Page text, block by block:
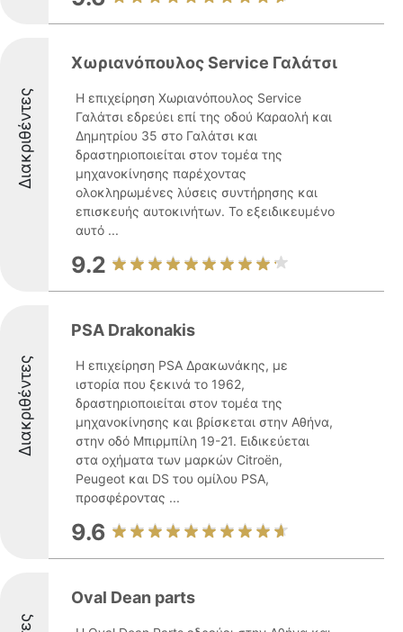
Διακριθέντες
Χωριανόπουλος Service Γαλάτσι
Η επιχείρηση Χωριανόπουλος Service
Γαλάτσι εδρεύει επί της οδού Καραολή και
Δημητρίου 35 στο Γαλάτσι και
δραστηριοποιείται στον τομέα της
μηχανοκίνησης παρέχοντας
ολοκληρωμένες λύσεις συντήρησης και
επισκευής αυτοκινήτων. Το εξειδικευμένο
αυτό ...
9.2
Διακριθέντες
PSA Drakonakis
Η επιχείρηση PSA Δρακωνάκης, με
ιστορία που ξεκινά το 1962,
δραστηριοποιείται στον τομέα της
μηχανοκίνησης και βρίσκεται στην Αθήνα,
στην οδό Μπιρμπίλη 19-21. Ειδικεύεται
στα οχήματα των μαρκών Citroën,
Peugeot και DS του ομίλου PSA,
προσφέροντας ...
9.6
Oval Dean parts